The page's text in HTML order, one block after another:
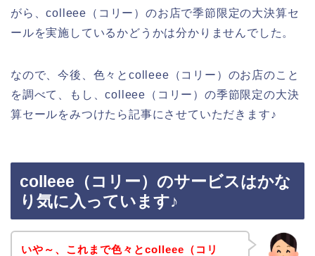
がら、colleee（コリー）のお店で季節限定の大決算セ
ールを実施しているかどうかは分かりませんでした。
なので、今後、色々とcolleee（コリー）のお店のこと
を調べて、もし、colleee（コリー）の季節限定の大決
算セールをみつけたら記事にさせていただきます♪
colleee（コリー）のサービスはかな
り気に入っています♪
いや～、これまで色々とcolleee（コリ